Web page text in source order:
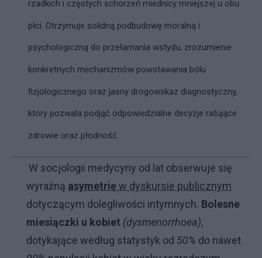
rzadkich i częstych schorzeń miednicy mniejszej u obu
płci. Otrzymuje solidną podbudowę moralną i
psychologiczną do przełamania wstydu, zrozumienie
konkretnych mechanizmów powstawania bólu
fizjologicznego oraz jasny drogowskaz diagnostyczny,
który pozwala podjąć odpowiedzialne decyzje ratujące
zdrowie oraz płodność.
W socjologii medycyny od lat obserwuje się
wyraźną asymetrię w dyskursie publicznym
dotyczącym dolegliwości intymnych. Bolesne
miesiączki u kobiet (dysmenorrhoea),
dotykające według statystyk od 50% do nawet